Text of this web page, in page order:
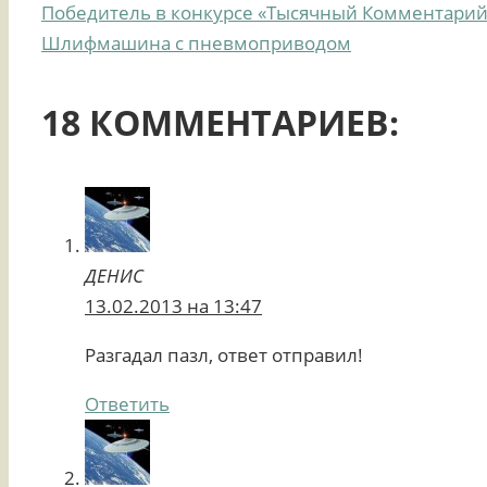
Победитель в конкурсе «Тысячный
Шлифмашина с пневмоприводом
18 КОММЕНТАРИЕВ:
ДЕНИС
13.02.2013 на 13:47
Разгадал пазл, ответ отправил!
Ответить